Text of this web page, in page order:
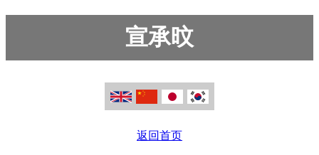
宣承旼
返回首页